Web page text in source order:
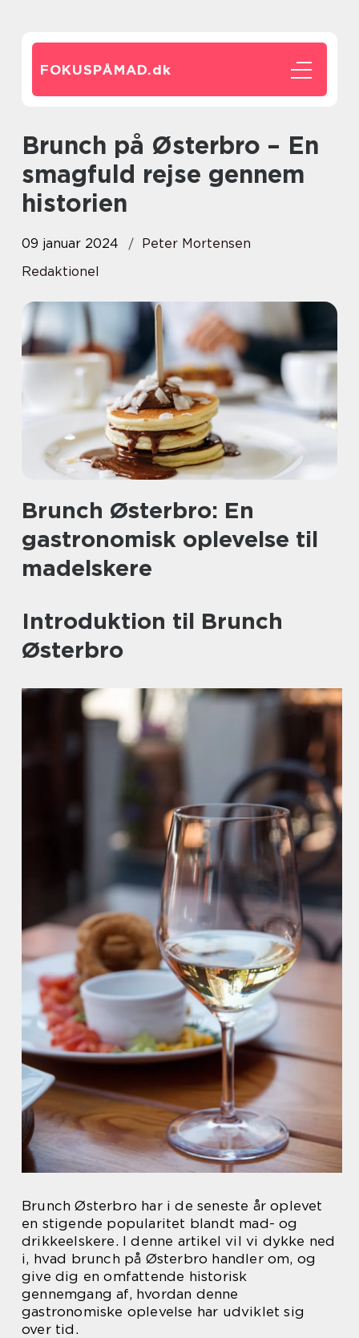
FOKUSPÅMAD.dk
Brunch på Østerbro – En
smagfuld rejse gennem
historien
09 januar 2024
Peter Mortensen
Redaktionel
Brunch Østerbro: En
gastronomisk oplevelse til
madelskere
Introduktion til Brunch
Østerbro
Brunch Østerbro har i de seneste år oplevet
en stigende popularitet blandt mad- og
drikkeelskere. I denne artikel vil vi dykke ned
i, hvad brunch på Østerbro handler om, og
give dig en omfattende historisk
gennemgang af, hvordan denne
gastronomiske oplevelse har udviklet sig
over tid.